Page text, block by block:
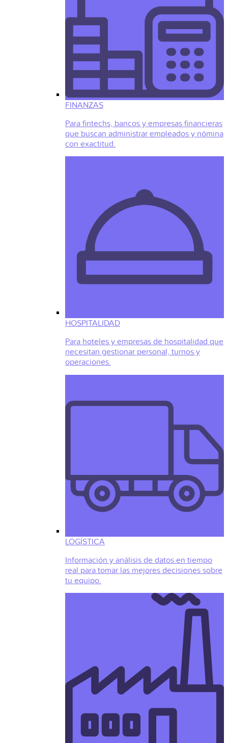
FINANZAS
Para fintechs, bancos y empresas financieras
que buscan administrar empleados y nómina
con exactitud.
HOSPITALIDAD
Para hoteles y empresas de hospitalidad que
necesitan gestionar personal, turnos y
operaciones.
LOGÍSTICA
Información y análisis de datos en tiempo
real para tomar las mejores decisiones sobre
tu equipo.